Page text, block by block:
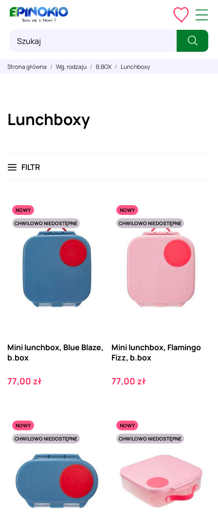
Strona główna Wg. rodzaju B.BOX Lunchboxy
Lunchboxy
FILTR
NOWY
CHWILOWO NIEDOSTĘPNE
Mini lunchbox, Blue Blaze,
b.box
Cena
77,00 zł
NOWY
CHWILOWO NIEDOSTĘPNE
Mini lunchbox, Flamingo
Fizz, b.box
Cena
77,00 zł
NOWY
CHWILOWO NIEDOSTĘPNE
NOWY
CHWILOWO NIEDOSTĘPNE